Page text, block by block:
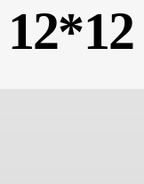
12*12